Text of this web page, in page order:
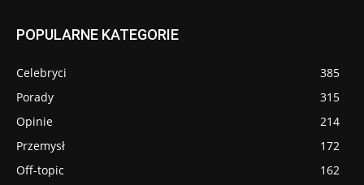
POPULARNE KATEGORIE
Celebryci
385
Porady
315
Opinie
214
Przemysł
172
Off-topic
162